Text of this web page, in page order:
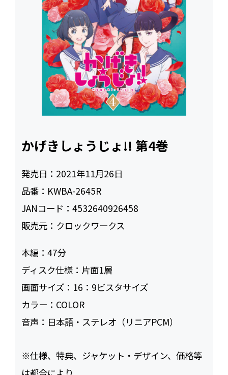
かげきしょうじょ!! 第4巻
発売日： 2021年11月26日
品番： KWBA-2645R
JANコード：4532640926458
販売元： クロックワークス
本編：47
ディスク仕様： 片面1層
画面サイズ： 16：9ビスタサイズ
カラー： COLOR
音声： 日本語・ステレオ（リニアPCM）
※仕様、特典、ジャケット・デザイン、価格等